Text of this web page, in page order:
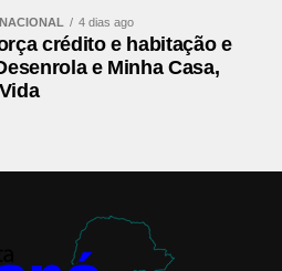
e Jadson (Renan
Leozinho (Kerwin Vargas),
e Viveros
4 dias ago
crédito e habitação e
e Minha Casa,